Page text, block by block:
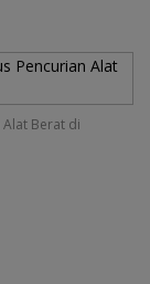
Alat Berat di